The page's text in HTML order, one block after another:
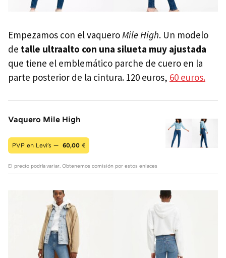
Empezamos con el vaqueroMile High. Un modelo
de talle ultraalto con una silueta muy ajustada
que tiene el emblemático parche de cuero en la
parte posterior de la cintura.120 euros, 60 euros.
Vaquero Mile High
PVP en Levi's — 60,00 €
El precio podría variar. Obtenemos comisión por estos enlaces